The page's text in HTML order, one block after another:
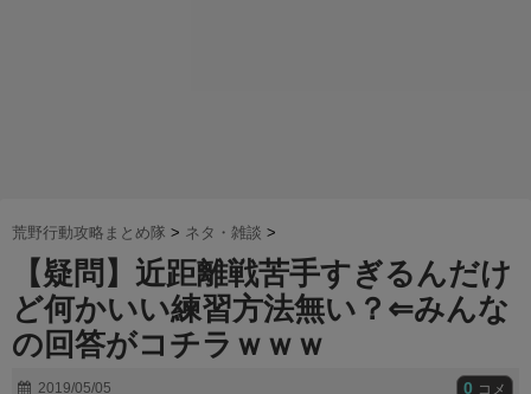
荒野行動攻略まとめ隊 > ネタ・雑談 >
【疑問】近距離戦苦手すぎるんだけ
ど何かいい練習方法無い？⇐みんな
の回答がコチラｗｗｗ
2019/05/05 0 コメ